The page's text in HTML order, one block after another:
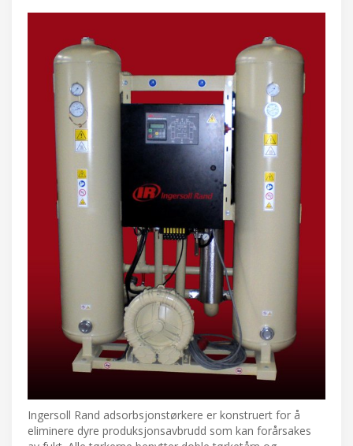
Ingersoll Rand adsorbsjonstørkere er konstruert for å
eliminere dyre produksjonsavbrudd som kan forårsakes